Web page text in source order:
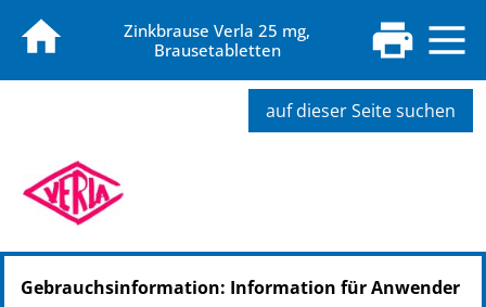
Zinkbrause Verla 25 mg,
Brausetabletten
auf dieser Seite suchen
Gebrauchsinformation: Information für Anwender